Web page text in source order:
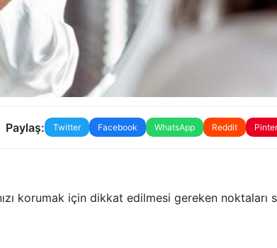
Paylaş: Twitter Facebook WhatsApp Reddit
korumak için dikkat edilmesi gereken noktaları